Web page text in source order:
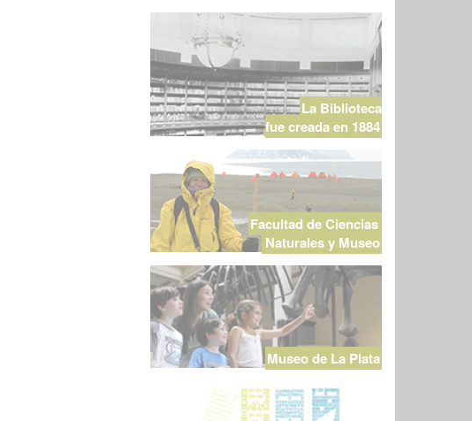
La Biblioteca
fue creada en 1884
Facultad de Ciencias
Naturales y Museo
Museo de La Plata